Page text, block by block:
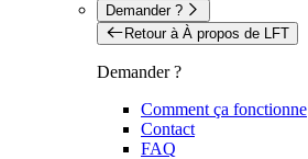
Demander ?
Retour à À propos de LFT
Demander ?
Comment ça fonctionne
Contact
FAQ